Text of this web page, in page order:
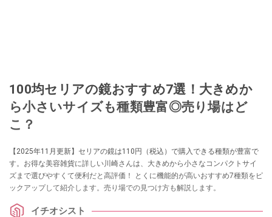
100均セリアの鏡おすすめ7選！大きめか
ら小さいサイズも種類豊富◎売り場はど
こ？
【2025年11月更新】セリアの鏡は110円（税込）で購入できる種類が豊富で
す。お得な美容雑貨に詳しい川崎さんは、大きめから小さなコンパクトサイ
ズまで選びやすくて便利だと高評価！ とくに機能的が高いおすすめ7種類をピ
ックアップして紹介します。売り場での見つけ方も解説します。
イチオシスト